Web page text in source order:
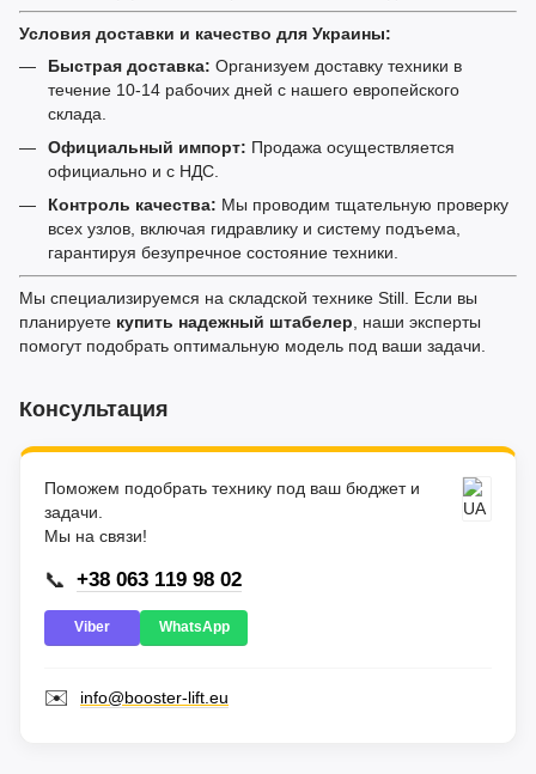
Условия доставки и качество для Украины:
Быстрая доставка: Организуем доставку техники в
течение 10-14 рабочих дней с нашего европейского
склада.
Официальный импорт: Продажа осуществляется
официально и с НДС.
Контроль качества: Мы проводим тщательную проверку
всех узлов, включая гидравлику и систему подъема,
гарантируя безупречное состояние техники.
Мы специализируемся на складской технике Still. Если вы
планируете купить надежный штабелер , наши эксперты
помогут подобрать оптимальную модель под ваши задачи.
Консультация
Поможем подобрать технику под ваш бюджет и
задачи.
Мы на связи!
📞 +38 063 119 98 02
Viber WhatsApp
✉️ info@booster-lift.eu